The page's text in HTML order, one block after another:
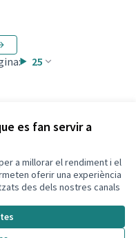
es fan servir a
a millorar el rendiment i el
oferir una experiència
des dels nostres canals
25